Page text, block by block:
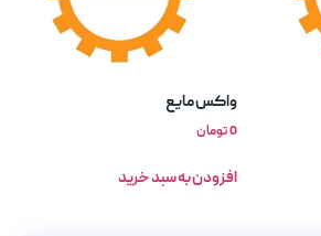
واکس مایع
0تومان
افزودن به سبد خرید